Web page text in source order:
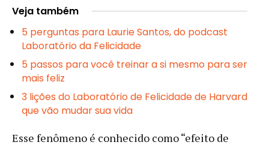
Veja também
5 perguntas para Laurie Santos, do podcast
Laboratório da Felicidade
5 passos para você treinar a si mesmo para ser
mais feliz
3 lições do Laboratório de Felicidade de Harvard
que vão mudar sua vida
Esse fenômeno é conhecido como “efeito de